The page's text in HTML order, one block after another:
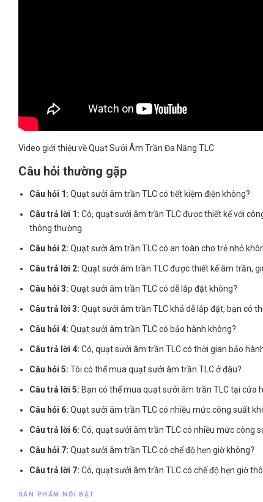
Video giới thiệu về Quạt Sưởi Âm Trần Đa Năng TLC
Câu hỏi thường gặp
Câu hỏi 1: Quạt sưởi âm trần TLC có tiết kiệm điện không?
Câu trả lời 1: Có, quạt sưởi âm trần TLC được thiết kế với
thông thường.
Câu hỏi 2: Quạt sưởi âm trần TLC có an toàn cho trẻ nhỏ
Câu trả lời 2: Quạt sưởi âm trần TLC được thiết kế âm trần,
Câu hỏi 3: Quạt sưởi âm trần TLC có dễ lắp đặt không?
Câu trả lời 3: Quạt sưởi âm trần TLC khá dễ lắp đặt, bạn có
Câu hỏi 4: Quạt sưởi âm trần TLC có bảo hành không?
Câu trả lời 4: Có, quạt sưởi âm trần TLC có thời gian bảo
Câu hỏi 5: Tôi có thể mua quạt sưởi âm trần TLC ở đâu?
Câu trả lời 5: Bạn có thể mua quạt sưởi âm trần TLC tại cửa
Câu hỏi 6: Quạt sưởi âm trần TLC có nhiều mức công suất
Câu trả lời 6: Có, quạt sưởi âm trần TLC có nhiều mức công
Câu hỏi 7: Quạt sưởi âm trần TLC có chế độ hẹn giờ không?
Câu trả lời 7: Có, quạt sưởi âm trần TLC có chế độ hẹn giờ
SẢN PHẨM NỔI BẬT